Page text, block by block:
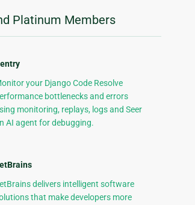
Platinum Members
your Django Code Resolve
bottlenecks and errors
monitoring, replays, logs and Seer
AI agent for debugging.
delivers intelligent software
that make developers more